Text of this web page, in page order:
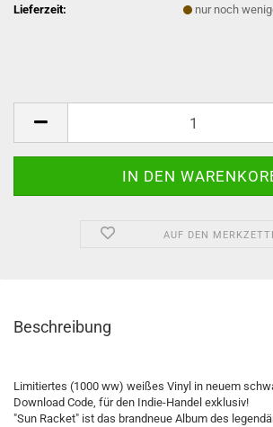
Lieferzeit: nur noch
AUF DEN
Beschreibung
Limitiertes (1000 ww) weißes Vinyl in neuem
Download Code, für den Indie-Handel exklusiv!
"Sun Racket" ist das brandneue Album des